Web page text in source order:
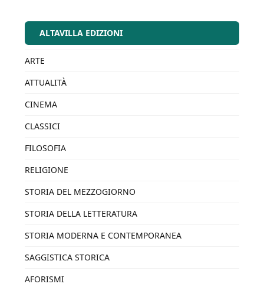
ALTAVILLA EDIZIONI
ARTE
ATTUALITÀ
CINEMA
CLASSICI
FILOSOFIA
RELIGIONE
STORIA DEL MEZZOGIORNO
STORIA DELLA LETTERATURA
STORIA MODERNA E CONTEMPORANEA
SAGGISTICA STORICA
AFORISMI